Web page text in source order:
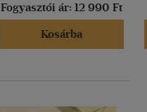
Fogyasztói ár: 12 990 Ft
Kosárba